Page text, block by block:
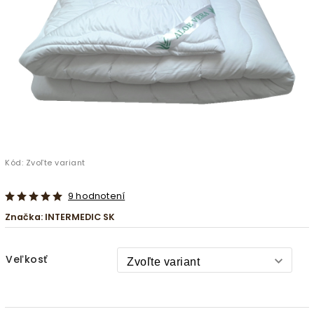
Kód: Zvoľte variant
9 hodnotení
Značka: INTERMEDIC SK
Veľkosť